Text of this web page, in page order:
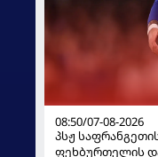
08:50/07-08-2026
პსჟ
ფეხბურთელის